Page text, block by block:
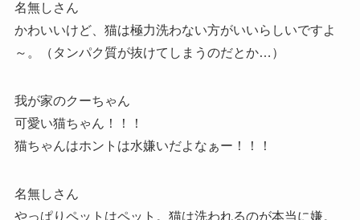
名無しさん
かわいいけど、猫は極力洗わない方がいいらしいですよ
～。（タンパク質が抜けてしまうのだとか…）
我が家のクーちゃん
可愛い猫ちゃん！！！
猫ちゃんはホントは水嫌いだよなぁー！！！
名無しさん
やっぱりペットはペット。猫は洗われるのが本当に嫌。